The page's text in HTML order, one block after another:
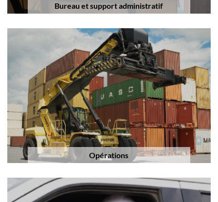
Bureau et support administratif
Opérations